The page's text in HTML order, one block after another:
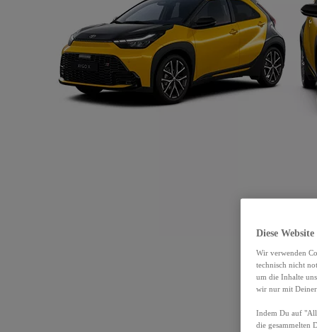
Diese
Wir verwenden
technisch nicht
um die Inhalte
wir nur mit
Indem Du auf
die gesammelten